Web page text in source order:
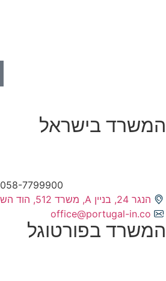
המשרד בישראל
058-7799900
הנגר 24, בניין A, משרד 512, הוד השרון
office@portugal-in.co
המשרד בפורטוגל